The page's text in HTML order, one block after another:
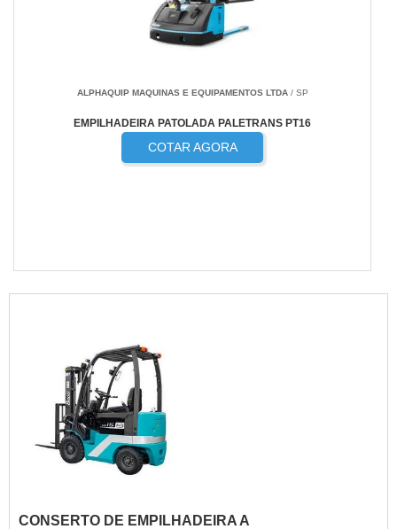
ALPHAQUIP MAQUINAS E EQUIPAMENTOS LTDA/ SP
EMPILHADEIRA PATOLADA PALETRANS PT16
COTAR AGORA
CONSERTO DE EMPILHADEIRA A